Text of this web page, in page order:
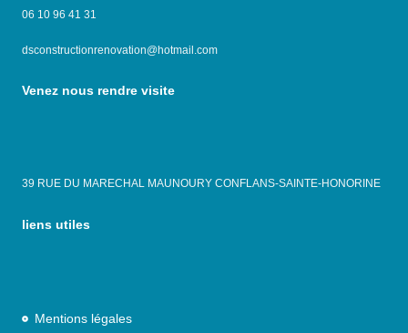
06 10 96 41 31
dsconstructionrenovation@hotmail.com
Venez nous rendre visite
39 RUE DU MARECHAL MAUNOURY CONFLANS-SAINTE-HONORINE
liens utiles
Mentions légales